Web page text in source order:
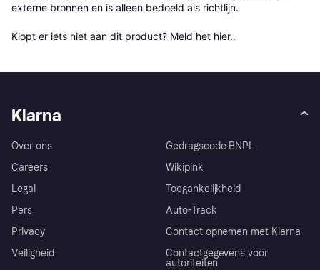
externe bronnen en is alleen bedoeld als richtlijn.
Klopt er iets niet aan dit product? Meld het hier..
Klarna
Over ons
Careers
Legal
Pers
Privacy
Veiligheid
Gedragscode BNPL
Wikipink
Toegankelijkheid
Auto-Track
Contact opnemen met Klarna
Contactgegevens voor
autoriteiten